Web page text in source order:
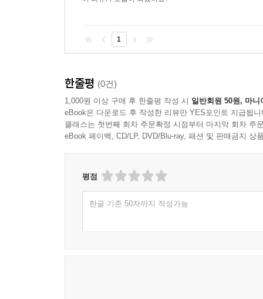
1
한줄평 (0건)
1,000원 이상 구매 후 한줄평 작성 시 일반회원 50원, 마니
eBook은 다운로드 후 작성한 리뷰만 YES포인트 지급됩니
클래스는 첫번째 회차 주문확정 시점부터 마지막 회차 주
eBook 페이백, CD/LP, DVD/Blu-ray, 패션 및 판매금지 상
평점
한글 기준 50자까지 작성가능